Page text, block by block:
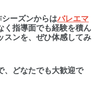
ーズンからはバレエマ
く指導面でも経験を積ん
スンを、ぜひ体感してみ
、どなたでも大歓迎で